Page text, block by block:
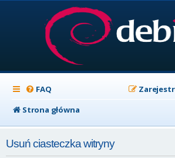
FAQ
Strona główna
Usuń ciasteczka witryny